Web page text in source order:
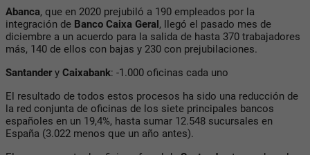
Abanca, que en 2020 prejubiló a 190 empleados por la
integración de Banco Caixa Geral, llegó el pasado mes de
diciembre a un acuerdo para la salida de hasta 370 trabajadores
más, 140 de ellos con bajas y 230 con prejubilaciones.
Santandery Caixabank: -1.000 oficinas cada uno
El resultado de todos estos procesos ha sido una reducción de
la red conjunta de oficinas de los siete principales bancos
españoles en un 19,4%, hasta sumar 12.548 sucursales en
España (3.022 menos que un año antes).